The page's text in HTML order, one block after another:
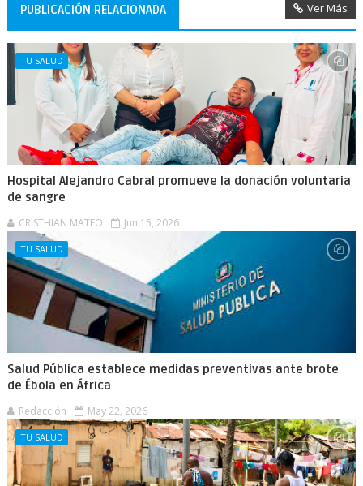
PUBLICACIÓN RELACIONADA Ver Más
TU SALUD
Hospital Alejandro Cabral promueve la donación voluntaria
de sangre
CRISTHIAN MATEO Jun 15, 2026
TU SALUD
Salud Pública establece medidas preventivas ante brote
de Ébola en África
Redacción May 22, 2026
TU SALUD